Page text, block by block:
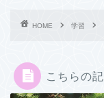
HOME 学習
こちらの